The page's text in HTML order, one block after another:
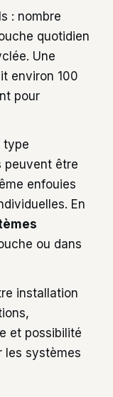
: nombre
quotidien
Une
environ 100
pour
type
peuvent être
enfouies
En
ou dans
installation
et possibilité
les systèmes